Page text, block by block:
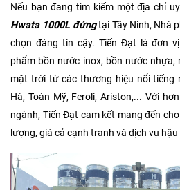
Nếu bạn đang tìm kiếm một địa chỉ
Hwata 1000L đứngtại Tây Ninh, Nhà
chọn đáng tin cậy. Tiến Đạt là đơn
phẩm bồn nước inox, bồn nước
mặt trời từ các thương hiệu nổi tiếng
Hà, Toàn Mỹ, Feroli, Ariston,... Với
ngành, Tiến Đạt cam kết mang đến
lượng, giá cả cạnh tranh và dịch vụ